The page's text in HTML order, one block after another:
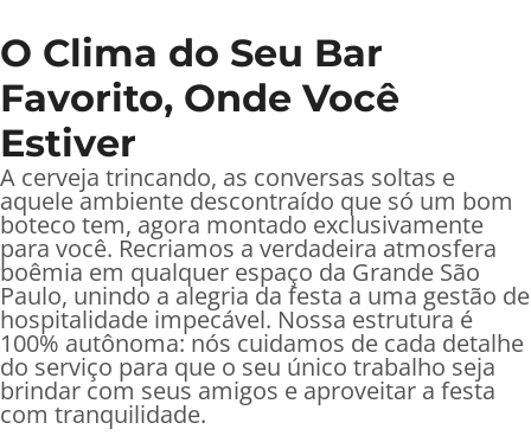
O Clima do Seu Bar
Favorito, Onde Você
Estiver
A cerveja trincando, as conversas soltas e
aquele ambiente descontraído que só um bom
boteco tem, agora montado exclusivamente
para você. Recriamos a verdadeira atmosfera
boêmia em qualquer espaço da Grande São
Paulo, unindo a alegria da festa a uma gestão de
hospitalidade impecável. Nossa estrutura é
100% autônoma: nós cuidamos de cada detalhe
do serviço para que o seu único trabalho seja
brindar com seus amigos e aproveitar a festa
com tranquilidade.